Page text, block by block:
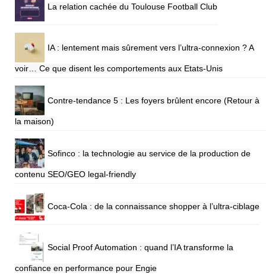
La relation cachée du Toulouse Football Club
IA : lentement mais sûrement vers l’ultra-connexion ? A
voir… Ce que disent les comportements aux Etats-Unis
Contre-tendance 5 : Les foyers brûlent encore (Retour à
la maison)
Sofinco : la technologie au service de la production de
contenu SEO/GEO legal-friendly
Coca-Cola : de la connaissance shopper à l’ultra-ciblage
Social Proof Automation : quand l’IA transforme la
confiance en performance pour Engie